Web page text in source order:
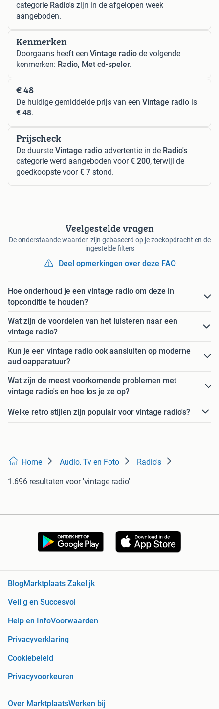
categorie Radio's zijn in de afgelopen week
aangeboden.
Kenmerken
Doorgaans heeft een Vintage radio de volgende
kenmerken: Radio, Met cd-speler.
€ 48
De huidige gemiddelde prijs van een Vintage radio is
€ 48.
Prijscheck
De duurste Vintage radio advertentie in de Radio's
categorie werd aangeboden voor€ 200, terwijl de
goedkoopste voor€ 7 stond.
Veelgestelde vragen
De onderstaande waarden zijn gebaseerd op je zoekopdracht en de
ingestelde filters
Deel opmerkingen over deze FAQ
Hoe onderhoud je een vintage radio om deze in
topconditie te houden?
Wat zijn de voordelen van het luisteren naar een
vintage radio?
Kun je een vintage radio ook aansluiten op moderne
audioapparatuur?
Wat zijn de meest voorkomende problemen met
vintage radio's en hoe los je ze op?
Welke retro stijlen zijn populair voor vintage radio's?
Home Audio, Tv en Foto Radio's
1.696 resultaten voor 'vintage radio'
Blog Marktplaats Zakelijk
Veilig en Succesvol
Help en InfoVoorwaarden
Privacyverklaring
Cookiebeleid
Privacyvoorkeuren
Over MarktplaatsWerken bij